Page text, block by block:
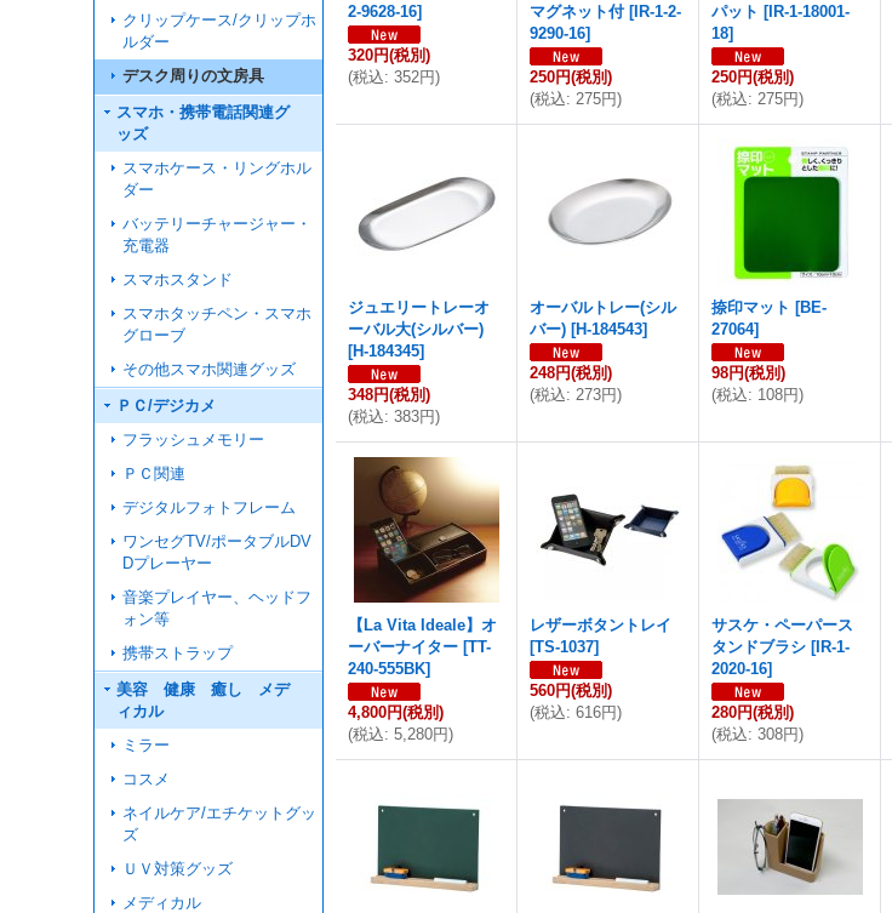
クリップケース/クリップホ
ルダー
デスク周りの文房具
スマホ・携帯電話関連グ
ッズ
スマホケース・リングホル
ダー
バッテリーチャージャー・
充電器
スマホスタンド
スマホタッチペン・スマホ
グローブ
その他スマホ関連グッズ
ＰＣ/デジカメ
フラッシュメモリー
ＰＣ関連
デジタルフォトフレーム
ワンセグTV/ポータブルDV
Dプレーヤー
音楽プレイヤー、ヘッドフ
ォン等
携帯ストラップ
美容 健康 癒し メデ
ィカル
ミラー
コスメ
ネイルケア/エチケットグッ
ズ
ＵＶ対策グッズ
メディカル
2-9628-16]
320円(税別)
(税込: 352円)
マグネット付 [IR-1-2-
9290-16]
250円(税別)
(税込: 275円)
パット [IR-1-18001-
18]
250円(税別)
(税込: 275円)
ジュエリートレーオ
ーバル大(シルバー)
[H-184345]
348円(税別)
(税込: 383円)
オーバルトレー(シル
バー) [H-184543]
248円(税別)
(税込: 273円)
捺印マット [BE-
27064]
98円(税別)
(税込: 108円)
【La Vita Ideale】オ
ーバーナイター [TT-
240-555BK]
4,800円(税別)
(税込: 5,280円)
レザーボタントレイ
[TS-1037]
560円(税別)
(税込: 616円)
サスケ・ペーパース
タンドブラシ [IR-1-
2020-16]
280円(税別)
(税込: 308円)